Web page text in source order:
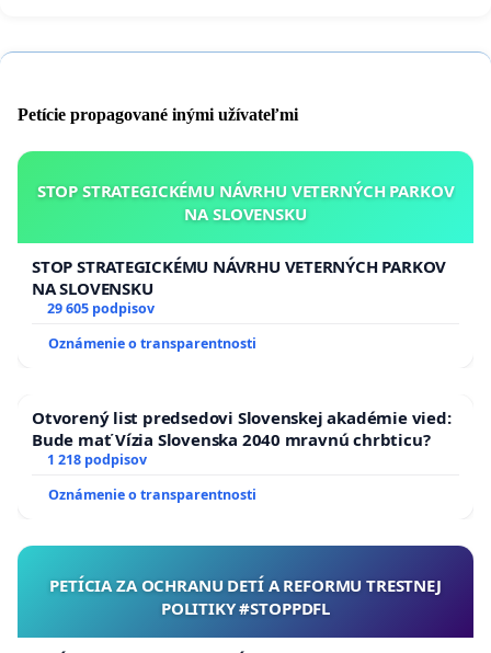
Petície propagované inými užívateľmi
STOP STRATEGICKÉMU NÁVRHU VETERNÝCH PARKOV
NA SLOVENSKU
STOP STRATEGICKÉMU NÁVRHU VETERNÝCH PARKOV
NA SLOVENSKU
29 605 podpisov
Oznámenie o transparentnosti
Otvorený list predsedovi Slovenskej akadémie vied:
Bude mať Vízia Slovenska 2040 mravnú chrbticu?
1 218 podpisov
Oznámenie o transparentnosti
PETÍCIA ZA OCHRANU DETÍ A REFORMU TRESTNEJ
POLITIKY #STOPPDFL